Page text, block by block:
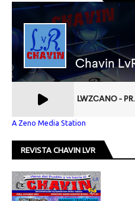
A Zeno Media Station
REVISTA CHAVIN LVR